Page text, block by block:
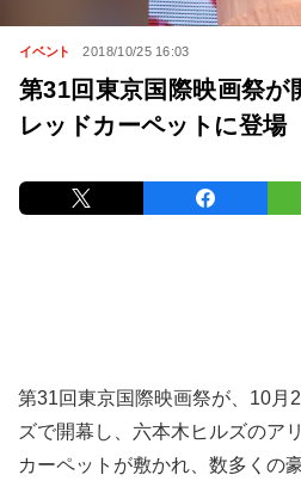
イベント 2018/10/25 16:03
第31回東京国際映画祭が
レッドカーペットに登場
第31回東京国際映画祭が、10月
ズで開幕し、六本木ヒルズのア
カーペットが敷かれ、数多くの